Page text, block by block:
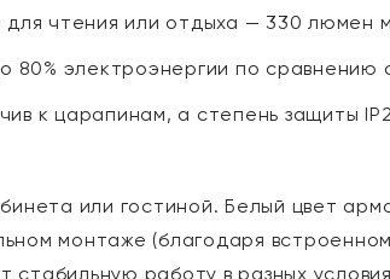
чтения или отдыха — 330 люмен
электроэнергии по сравнению
к царапинам, а степень защиты
или гостиной. Белый цвет
монтаже (благодаря
работу в разных